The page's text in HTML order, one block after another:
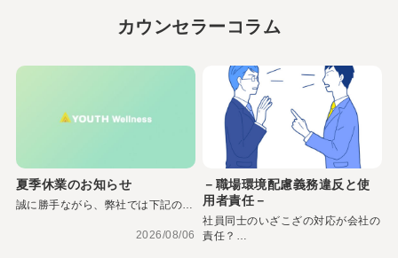
カウンセラーコラム
夏季休業のお知らせ
誠に勝手ながら、弊社では下記の…
2026/08/06
－職場環境配慮義務違反と使
用者責任－
社員同士のいざこざの対応が会社の
責任？…